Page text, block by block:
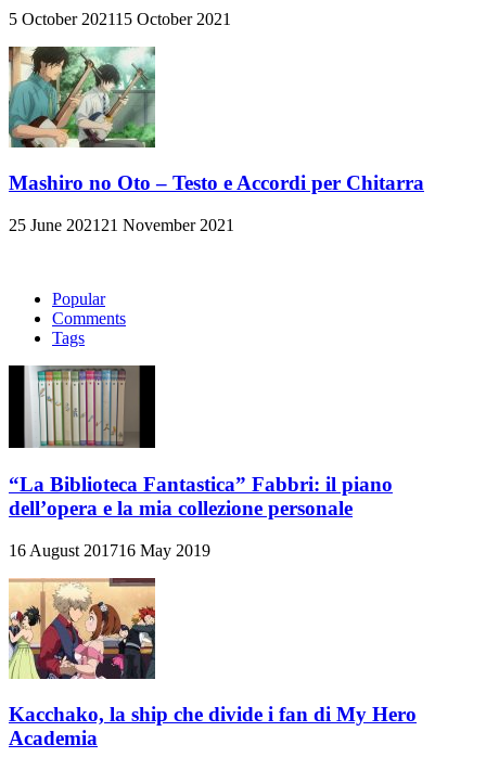
5 October 202115 October 2021
Mashiro no Oto – Testo e Accordi per Chitarra
25 June 2021 21 November 2021
Popular
Comments
Tags
“La Biblioteca Fantastica” Fabbri: il piano
dell’opera e la mia collezione personale
16 August 201716 May 2019
Kacchako, la ship che divide i fan di My Hero
Academia